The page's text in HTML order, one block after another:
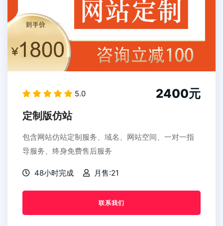
5.0 2400元
定制版仿站
包含网站仿站定制服务、域名、网站空间、一对一指
导服务、终身免费售后服务
48小时完成 月售:21
联系我们